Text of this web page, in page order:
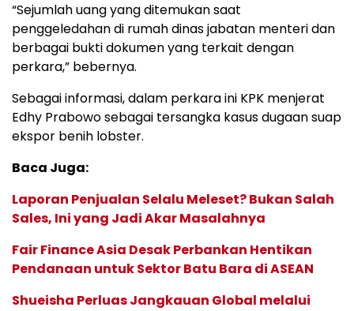
“Sejumlah uang yang ditemukan saat
penggeledahan di rumah dinas jabatan menteri dan
berbagai bukti dokumen yang terkait dengan
perkara,” bebernya.
Sebagai informasi, dalam perkara ini KPK menjerat
Edhy Prabowo sebagai tersangka kasus dugaan suap
ekspor benih lobster.
Baca Juga:
Laporan Penjualan Selalu Meleset? Bukan Salah
Sales, Ini yang Jadi Akar Masalahnya
Fair Finance Asia Desak Perbankan Hentikan
Pendanaan untuk Sektor Batu Bara di ASEAN
Shueisha Perluas Jangkauan Global melalui